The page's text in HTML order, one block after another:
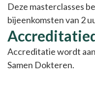
Deze masterclasses
bijeenkomsten van 2
Accreditatie wordt
Samen Dokteren.